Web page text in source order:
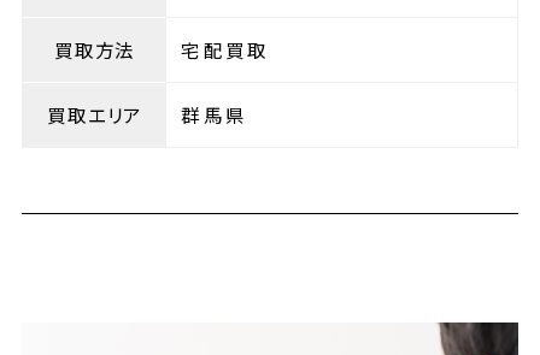
買取方法 宅配買取
買取エリア 群馬県